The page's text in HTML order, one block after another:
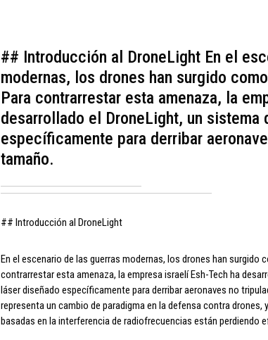
## Introducción al DroneLight En el
modernas, los drones han surgido
Para contrarrestar esta amenaza, la
desarrollado el DroneLight, un sistema
específicamente para derribar
tamaño.
## Introducción al DroneLight
En el escenario de las guerras modernas, los drones han surgido
contrarrestar esta amenaza, la empresa israelí Esh-Tech ha
láser diseñado específicamente para derribar aeronaves no
representa un cambio de paradigma en la defensa contra
basadas en la interferencia de radiofrecuencias están perdiendo